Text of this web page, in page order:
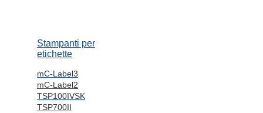
Stampanti per
etichette
mC-Label3
mC-Label2
TSP100IVSK
TSP700II